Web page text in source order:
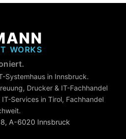
WORKS
Systemhaus in Innsbruck.
Drucker & IT-Fachhandel
Services in Tirol, Fachhandel
A-6020 Innsbruck